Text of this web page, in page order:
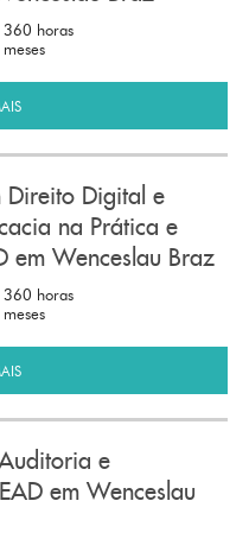
360 horas
Direito Digital e
na Prática e
em Wenceslau Braz
360 horas
e
em Wenceslau